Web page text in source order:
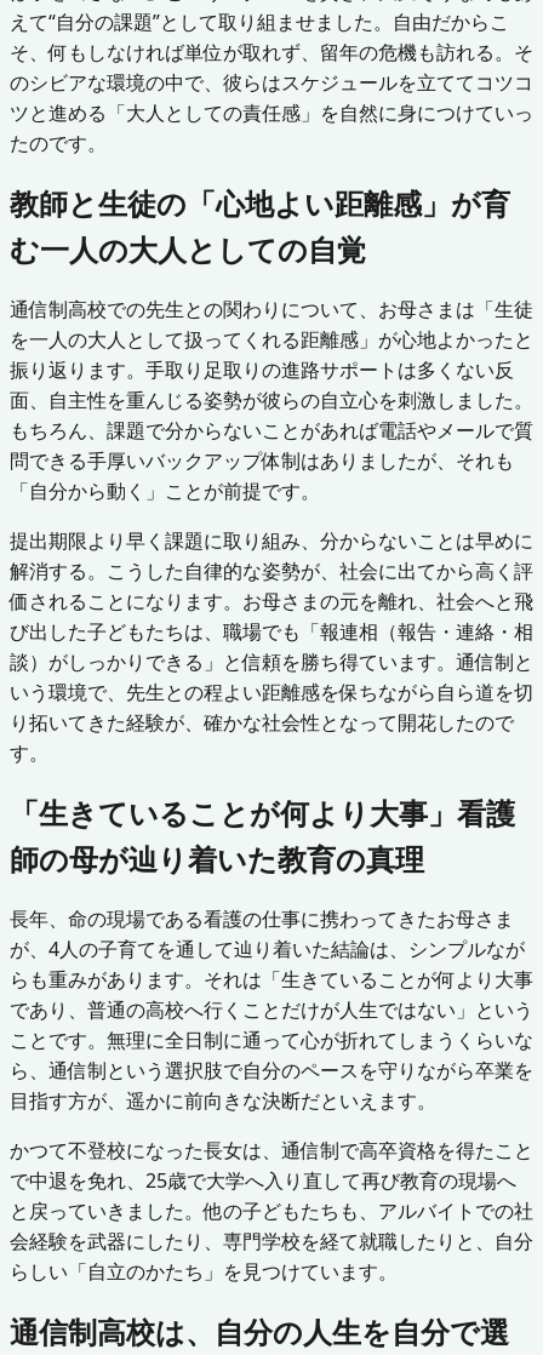
えて“自分の課題”として取り組ませました。自由だからこ
そ、何もしなければ単位が取れず、留年の危機も訪れる。そ
のシビアな環境の中で、彼らはスケジュールを立ててコツコ
ツと進める「大人としての責任感」を自然に身につけていっ
たのです。
教師と生徒の「心地よい距離感」が育
む一人の大人としての自覚
通信制高校での先生との関わりについて、お母さまは「生徒
を一人の大人として扱ってくれる距離感」が心地よかったと
振り返ります。手取り足取りの進路サポートは多くない反
面、自主性を重んじる姿勢が彼らの自立心を刺激しました。
もちろん、課題で分からないことがあれば電話やメールで質
問できる手厚いバックアップ体制はありましたが、それも
「自分から動く」ことが前提です。
提出期限より早く課題に取り組み、分からないことは早めに
解消する。こうした自律的な姿勢が、社会に出てから高く評
価されることになります。お母さまの元を離れ、社会へと飛
び出した子どもたちは、職場でも「報連相（報告・連絡・相
談）がしっかりできる」と信頼を勝ち得ています。通信制と
いう環境で、先生との程よい距離感を保ちながら自ら道を切
り拓いてきた経験が、確かな社会性となって開花したので
す。
「生きていることが何より大事」看護
師の母が辿り着いた教育の真理
長年、命の現場である看護の仕事に携わってきたお母さま
が、4人の子育てを通して辿り着いた結論は、シンプルなが
らも重みがあります。それは「生きていることが何より大事
であり、普通の高校へ行くことだけが人生ではない」という
ことです。無理に全日制に通って心が折れてしまうくらいな
ら、通信制という選択肢で自分のペースを守りながら卒業を
目指す方が、遥かに前向きな決断だといえます。
かつて不登校になった長女は、通信制で高卒資格を得たこと
で中退を免れ、25歳で大学へ入り直して再び教育の現場へ
と戻っていきました。他の子どもたちも、アルバイトでの社
会経験を武器にしたり、専門学校を経て就職したりと、自分
らしい「自立のかたち」を見つけています。
通信制高校は、自分の人生を自分で選